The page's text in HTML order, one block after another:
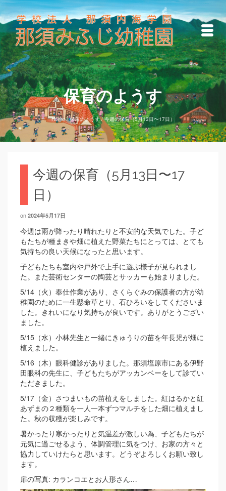
保育のようす
Home / 保育のようす / 今週の保育（5月13日〜17日）
今週の保育（5月13日〜17
日）
on 2024年5月17日
今週は雨が降ったり晴れたりと不安的な天気でした。子ど
もたちが種まきや畑に植えた野菜たちにとっては、とても
気持ちの良い天候になったと思います。
子どもたちも室内や戸外で上手に遊ぶ様子が見られまし
た。また芸術センターの陶芸とサッカーも始まりました。
5/14（火）奉仕作業があり、さくらぐみの保護者の方が幼
稚園のために一生懸命草とり、石ひろいをしてくださいま
した。きれいになり気持ちが良いです。ありがとうござい
ました。
5/15（水）小林先生と一緒にきゅうりの苗を年長児が畑に
植えました。
5/16（木）眼科健診がありました。那須塩原市にある伊野
田眼科の先生に、子どもたちがアッカンベーをして診てい
ただきました。
5/17（金）さつまいもの苗植えをしました。紅はるかと紅
あずまの２種類を一人一本ずつマルチをした畑に植えまし
た。秋の収穫が楽しみです。
暑かったり寒かったりと気温差が激しい為、子どもたちが
元気に過ごせるよう、体調管理に気をつけ、お家の方々と
協力していけたらと思います。どうぞよろしくお願い致し
ます。
扉の写真: カランコエとお人形さん…